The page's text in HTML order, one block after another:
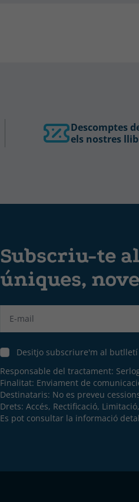
Descomptes
els nostres
Subscriu-te
úniques,
Desitjo subscriure'm al
Responsable del tractament:
Finalitat: Enviament de
Destinataris: No es preveu
Drets: Accés, Rectificació,
Es pot consultar la informació